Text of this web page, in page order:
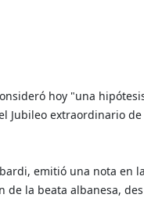
hoy "una
Jubileo extraordinario
emitió una nota en
de la beata albanesa,